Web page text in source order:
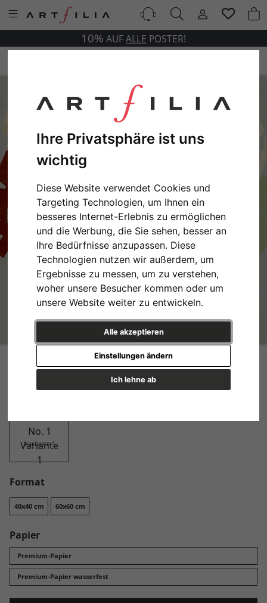
Ihre Privatsphäre ist uns
wichtig
Diese Website verwendet Cookies und
Targeting Technologien, um Ihnen ein
besseres Internet-Erlebnis zu ermöglichen
und die Werbung, die Sie sehen, besser an
Ihre Bedürfnisse anzupassen. Diese
Technologien nutzen wir außerdem, um
Ergebnisse zu messen, um zu verstehen,
woher unsere Besucher kommen oder um
unsere Website weiter zu entwickeln.
Alle akzeptieren
Ich lehne ab
Einstellungen ändern
10% AUFALLE POSTER!
Design
Variante 1
Format
40x40 cm 60x60 cm
Papier
Premium-Papier
Premium-Papier wasserfest